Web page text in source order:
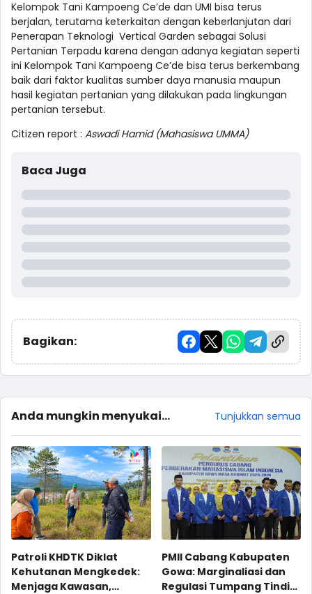
Kelompok Tani Kampoeng Ce’de dan UMI bisa terus
berjalan, terutama keterkaitan dengan keberlanjutan dari
Penerapan Teknologi Vertical Garden sebagai Solusi
Pertanian Terpadu karena dengan adanya kegiatan seperti
ini Kelompok Tani Kampoeng Ce’de bisa terus berkembang
baik dari faktor kualitas sumber daya manusia maupun
hasil kegiatan pertanian yang dilakukan pada lingkungan
pertanian tersebut.
Citizen report : Aswadi Hamid (Mahasiswa UMMA)
Baca Juga
Bagikan:
Anda mungkin menyukai
postingan ini
Tunjukkan semua
Patroli KHDTK Diklat
Kehutanan Mengkedek:
Menjaga Kawasan,
PMII Cabang Kabupaten
Gowa: Marginaliasi dan
Regulasi Tumpang Tindih